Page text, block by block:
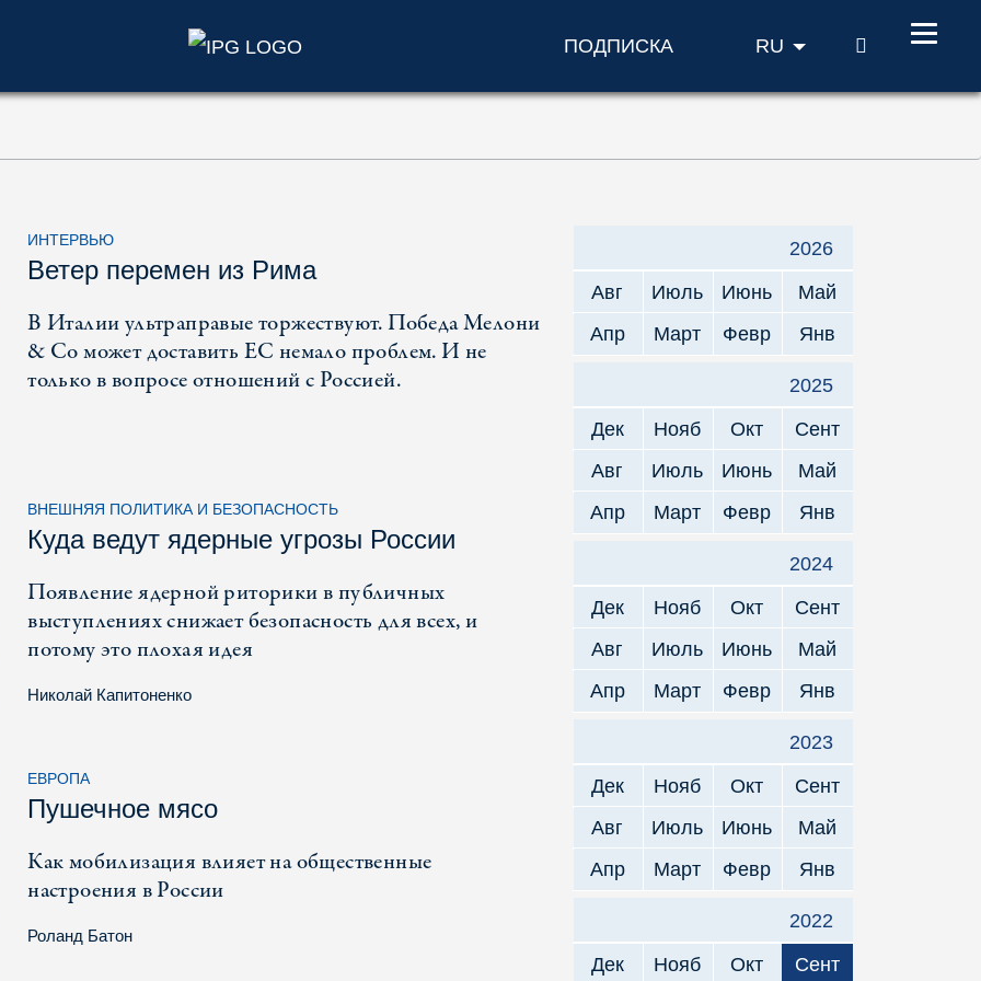
ПОДПИСКА RU ПОИСК
ИНТЕРВЬЮ
Ветер перемен из Рима
В Италии ультраправые торжествуют. Победа Мелони
& Co может доставить ЕС немало проблем. И не
только в вопросе отношений с Россией.
ВНЕШНЯЯ ПОЛИТИКА И БЕЗОПАСНОСТЬ
Куда ведут ядерные угрозы России
Появление ядерной риторики в публичных
выступлениях снижает безопасность для всех, и
потому это плохая идея
Николай Капитоненко
ЕВРОПА
Пушечное мясо
Как мобилизация влияет на общественные
настроения в России
Роланд Батон
2026
Авг
Июль Июнь
Май
Апр
Март Февр Янв
2025
Дек
Нояб Окт
Сент
Авг
Июль Июнь
Май
Апр
Март Февр Янв
2024
Дек
Нояб Окт
Сент
Авг
Июль Июнь
Май
Апр
Март Февр Янв
2023
Дек
Нояб Окт
Сент
Авг
Июль Июнь
Май
Апр
Март Февр Янв
2022
Дек
Нояб Окт Сент